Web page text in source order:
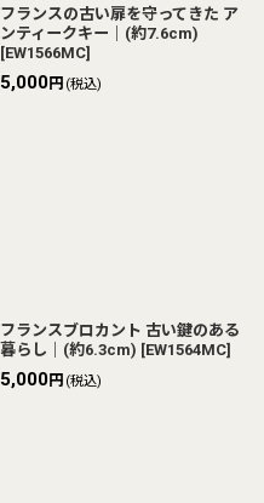
フランスの古い扉を守ってきた ア
ンティークキー｜(約7.6cm)
[EW1566MC]
5,000円 (税込)
フランスブロカント 古い鍵のある
暮らし｜(約6.3cm) [EW1564MC]
5,000円 (税込)